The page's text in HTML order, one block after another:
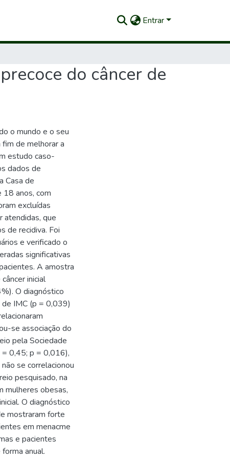
Entrar
do câncer de
o mundo e o seu
de melhorar a
estudo caso-
dados de
Casa de
18 anos, com
excluídas
atendidas, que
de recidiva. Foi
e verificado o
significativas
A amostra
inicial
O diagnóstico
IMC (p = 0,039)
se associação do
pela Sociedade
= 0,45; p = 0,016),
se correlacionou
pesquisado, na
mulheres obesas,
O diagnóstico
mostraram forte
em menacme
e pacientes
anual.